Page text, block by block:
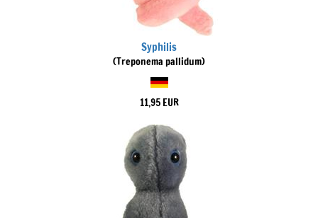
Syphilis
(Treponema pallidum)
11,95 EUR